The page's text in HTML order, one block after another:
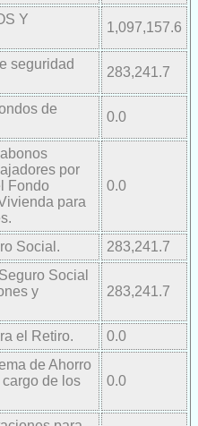
Y
1,097,157.6
seguridad
283,241.7
de
0.0
por
Fondo
para
0.0
Social. 283,241.7
Social
y
283,241.7
el Retiro. 0.0
de Ahorro
de los
0.0